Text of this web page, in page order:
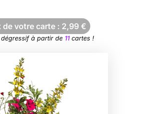
de votre carte : 2,99 €
à partir de 11cartes !